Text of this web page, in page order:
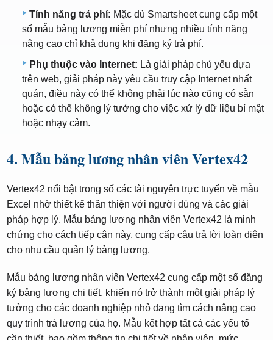
Tính năng trả phí: Mặc dù Smartsheet cung cấp một
số mẫu bảng lương miễn phí nhưng nhiều tính năng
nâng cao chỉ khả dụng khi đăng ký trả phí.
Phụ thuộc vào Internet: Là giải pháp chủ yếu dựa
trên web, giải pháp này yêu cầu truy cập Internet nhất
quán, điều này có thể không phải lúc nào cũng có sẵn
hoặc có thể không lý tưởng cho việc xử lý dữ liệu bí mật
hoặc nhạy cảm.
4. Mẫu bảng lương nhân viên Vertex42
Vertex42 nổi bật trong số các tài nguyên trực tuyến về mẫu
Excel nhờ thiết kế thân thiện với người dùng và các giải
pháp hợp lý. Mẫu bảng lương nhân viên Vertex42 là minh
chứng cho cách tiếp cận này, cung cấp câu trả lời toàn diện
cho nhu cầu quản lý bảng lương.
Mẫu bảng lương nhân viên Vertex42 cung cấp một sổ đăng
ký bảng lương chi tiết, khiến nó trở thành một giải pháp lý
tưởng cho các doanh nghiệp nhỏ đang tìm cách nâng cao
quy trình trả lương của họ. Mẫu kết hợp tất cả các yếu tố